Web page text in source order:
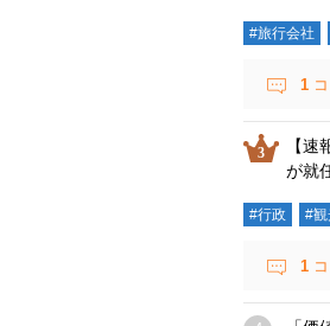
#旅行会社
1
【
が就
#行政 #観
1